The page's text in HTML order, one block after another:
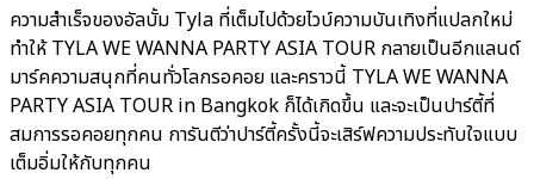
ความสำเร็จของอัลบั้ม Tyla ที่เต็มไปด้วยไวบ์ความบันเทิงที่แปลกใหม่
ทำให้ TYLA WE WANNA PARTY ASIA TOUR กลายเป็นอีกแลนด์
มาร์คความสนุกที่คนทั่วโลกรอคอย และคราวนี้ TYLA WE WANNA
PARTY ASIA TOUR in Bangkok ก็ได้เกิดขึ้น และจะเป็นปาร์ตี้ที่
สมการรอคอยทุกคน การันตีว่าปาร์ตี้ครั้งนี้จะเสิร์ฟความประทับใจแบบ
เต็มอิ่มให้กับทุกคน